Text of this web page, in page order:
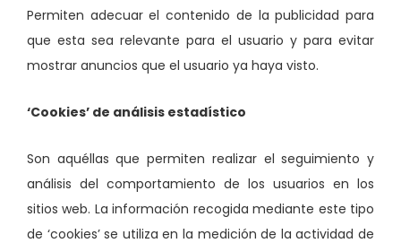
Permiten adecuar el contenido de la publicidad para
que esta sea relevante para el usuario y para evitar
mostrar anuncios que el usuario ya haya visto.
‘Cookies’ de análisis estadístico
Son aquéllas que permiten realizar el seguimiento y
análisis del comportamiento de los usuarios en los
sitios web. La información recogida mediante este tipo
de ‘cookies’ se utiliza en la medición de la actividad de